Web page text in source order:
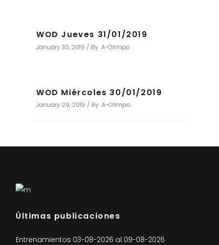
WOD Jueves 31/01/2019
January 30, 2019 By A-Olimpo
WOD Miércoles 30/01/2019
January 29, 2019 By A-Olimpo
Últimas publicaciones
Entrenamientos 03-08-2026 al 09-08-2026